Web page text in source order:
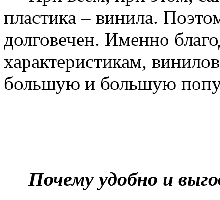
пластика – винила.
долговечен. Именно
характеристикам,
большую и большую
Почему удобно и